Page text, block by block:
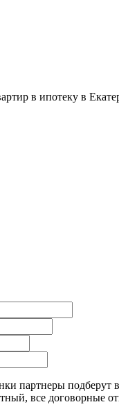
в ипотеку в
партнеры
все договорные